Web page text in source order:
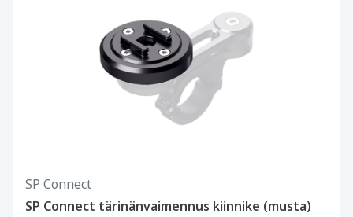
SP Connect
SP Connect tärinänvaimennus kiinnike (musta)